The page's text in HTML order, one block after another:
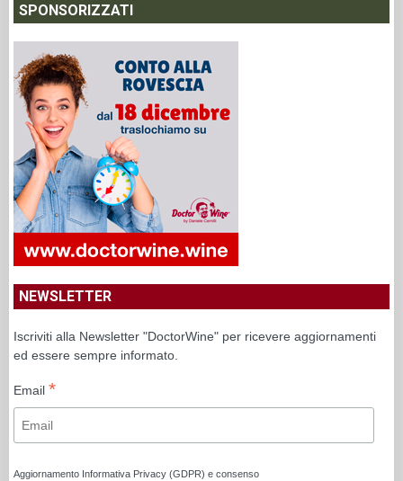
SPONSORIZZATI
NEWSLETTER
Iscriviti alla Newsletter "DoctorWine" per ricevere aggiornamenti
ed essere sempre informato.
Email *
Aggiornamento Informativa Privacy (GDPR) e consenso